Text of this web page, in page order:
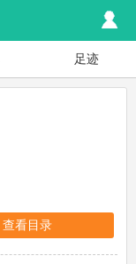
足迹
查看目录